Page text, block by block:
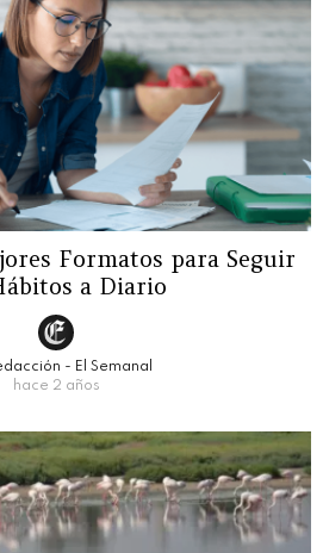
Formatos para Seguir
a Diario
- El Semanal
hace 2 años